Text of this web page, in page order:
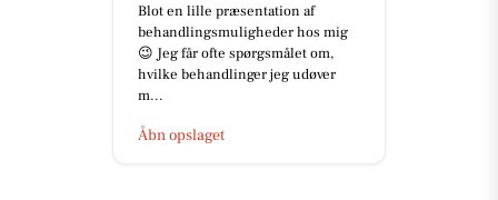
Blot en lille præsentation af
behandlingsmuligheder hos mig
😉 Jeg får ofte spørgsmålet om,
hvilke behandlinger jeg udøver
m...
Åbn opslaget